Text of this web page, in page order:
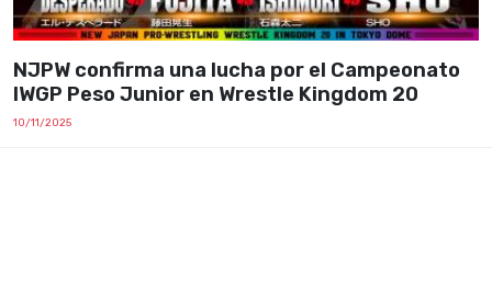
NJPW confirma una lucha por el Campeonato
IWGP Peso Junior en Wrestle Kingdom 20
10/11/2025